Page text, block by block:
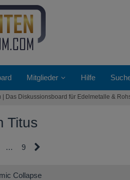
Mitglieder Hilfe
| Das Diskussionsboard für Edelmetalle &
Titus
… 9
Collapse